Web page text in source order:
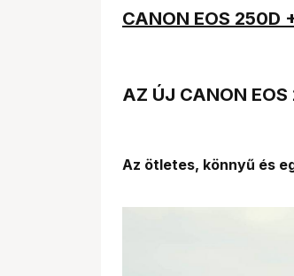
CANON EOS 250D
AZ ÚJ CANON EOS
Az ötletes, könnyű és